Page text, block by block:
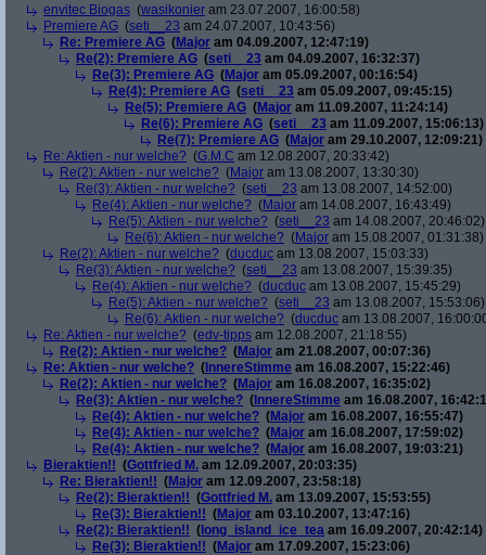
envitec Biogas (wasikonier am 23.07.2007, 16:00:58)
Premiere AG (seti__23 am 24.07.2007, 10:43:56)
Re: Premiere AG (Major am 04.09.2007, 12:47:19)
Re(2): Premiere AG (seti__23 am 04.09.2007, 16:32:37)
Re(3): Premiere AG (Major am 05.09.2007, 00:16:54)
Re(4): Premiere AG (seti__23 am 05.09.2007, 09:45:15)
Re(5): Premiere AG (Major am 11.09.2007, 11:24:14)
Re(6): Premiere AG (seti__23 am 11.09.2007, 15:06:13)
Re(7): Premiere AG (Major am 29.10.2007, 12:09:21)
Re: Aktien - nur welche? (G.M.C am 12.08.2007, 20:33:42)
Re(2): Aktien - nur welche? (Major am 13.08.2007, 13:30:30)
Re(3): Aktien - nur welche? (seti__23 am 13.08.2007, 14:52:00)
Re(4): Aktien - nur welche? (Major am 14.08.2007, 16:43:49)
Re(5): Aktien - nur welche? (seti__23 am 14.08.2007, 20:46:02)
Re(6): Aktien - nur welche? (Major am 15.08.2007, 01:31:38)
Re(2): Aktien - nur welche? (ducduc am 13.08.2007, 15:03:33)
Re(3): Aktien - nur welche? (seti__23 am 13.08.2007, 15:39:35)
Re(4): Aktien - nur welche? (ducduc am 13.08.2007, 15:45:29)
Re(5): Aktien - nur welche? (seti__23 am 13.08.2007, 15:53:06)
Re(6): Aktien - nur welche? (ducduc am 13.08.2007,
Re: Aktien - nur welche? (edv-tipps am 12.08.2007, 21:18:55)
Re(2): Aktien - nur welche? (Major am 21.08.2007, 00:07:36)
Re: Aktien - nur welche? ( InnereStimme am 16.08.2007, 15:22:46)
Re(2): Aktien - nur welche? (Major am 16.08.2007, 16:35:02)
Re(3): Aktien - nur welche? ( InnereStimme am 16.08.2007,
Re(4): Aktien - nur welche? (Major am 16.08.2007, 16:55:47)
Re(4): Aktien - nur welche? (Major am 16.08.2007, 17:59:02)
Re(4): Aktien - nur welche? (Major am 16.08.2007, 19:03:21)
Bieraktien!! (Gottfried M. am 12.09.2007, 20:03:35)
Re: Bieraktien!! (Major am 12.09.2007, 23:58:18)
Re(2): Bieraktien!! (Gottfried M. am 13.09.2007, 15:53:55)
Re(3): Bieraktien!! (Major am 03.10.2007, 13:47:16)
Re(2): Bieraktien!! ( long_island_ice_tea am 16.09.2007, 20:42:14)
Re(3): Bieraktien!! (Major am 17.09.2007, 15:23:06)